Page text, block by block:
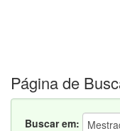
Página de
Buscar em: